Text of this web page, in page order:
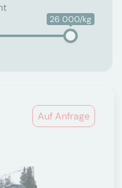
26 000/kg
Auf Anfrage